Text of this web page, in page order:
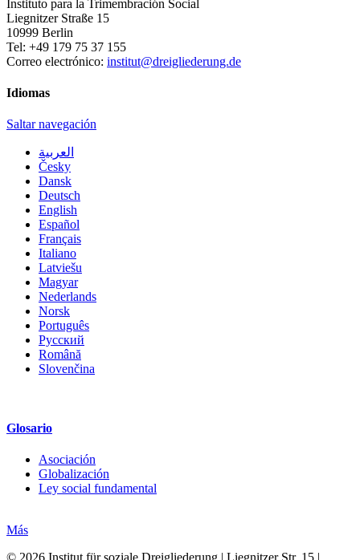
Instituto para la Trimembración Social
Liegnitzer Straße 15
10999 Berlin
Tel: +49 179 75 37 155
Correo electrónico: institut@dreigliederung.de
Idiomas
Saltar navegación
العربية
Česky
Dansk
Deutsch
English
Español
Français
Italiano
Latviešu
Magyar
Nederlands
Norsk
Português
Русский
Română
Slovenčina
Glosario
Asociación
Globalización
Ley social fundamental
Más
© 2026 Institut für soziale Dreigliederung | Liegnitzer Str. 15 |